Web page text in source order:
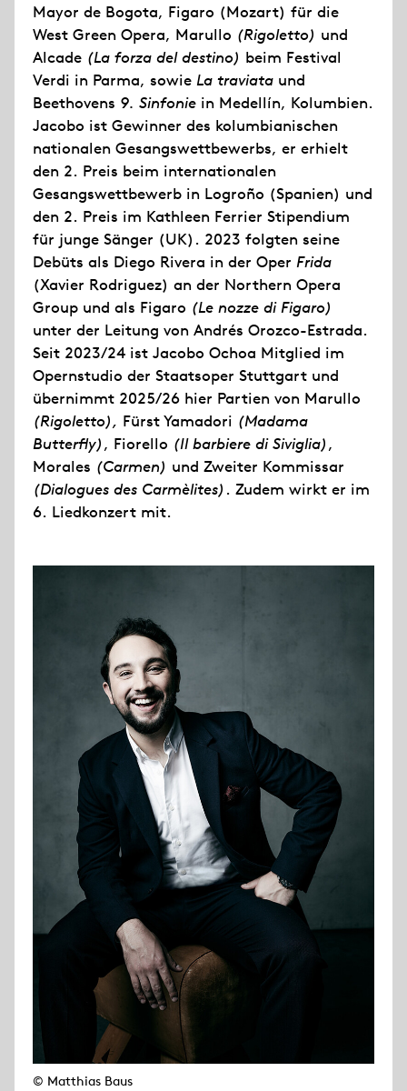
Mayor de Bogota, Figaro (Mozart) für die
West Green Opera, Marullo (Rigoletto) und
Alcade (La forza del destino) beim Festival
Verdi in Parma, sowie La traviata und
Beethovens 9. Sinfonie in Medellín, Kolumbien.
Jacobo ist Gewinner des kolumbianischen
nationalen Gesangswettbewerbs, er erhielt
den 2. Preis beim internationalen
Gesangswettbewerb in Logroño (Spanien) und
den 2. Preis im Kathleen Ferrier Stipendium
für junge Sänger (UK). 2023 folgten seine
Debüts als Diego Rivera in der Oper Frida
(Xavier Rodriguez) an der Northern Opera
Group und als Figaro (Le nozze di Figaro)
unter der Leitung von Andrés Orozco-Estrada.
Seit 2023/24 ist Jacobo Ochoa Mitglied im
Opernstudio der Staatsoper Stuttgart und
übernimmt 2025/26 hier Partien von Marullo
(Rigoletto), Fürst Yamadori (Madama
Butterfly), Fiorello (Il barbiere di Siviglia),
Morales (Carmen) und Zweiter Kommissar
(Dialogues des Carmèlites) . Zudem wirkt er im
6. Liedkonzert mit.
© Matthias Baus